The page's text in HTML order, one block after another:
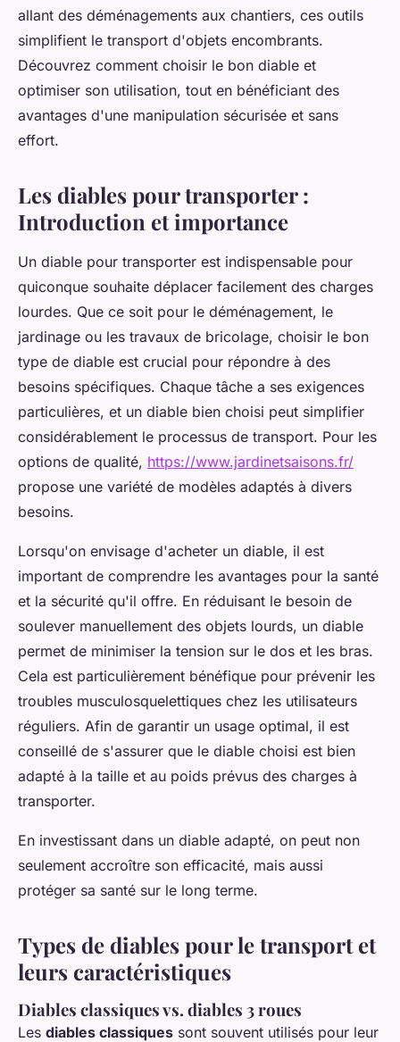
allant des déménagements aux chantiers, ces outils
simplifient le transport d'objets encombrants.
Découvrez comment choisir le bon diable et
optimiser son utilisation, tout en bénéficiant des
avantages d'une manipulation sécurisée et sans
effort.
Les diables pour transporter :
Introduction et importance
Un diable pour transporter est indispensable pour
quiconque souhaite déplacer facilement des charges
lourdes. Que ce soit pour le déménagement, le
jardinage ou les travaux de bricolage, choisir le bon
type de diable est crucial pour répondre à des
besoins spécifiques. Chaque tâche a ses exigences
particulières, et un diable bien choisi peut simplifier
considérablement le processus de transport. Pour les
options de qualité, https://www.jardinetsaisons.fr/
propose une variété de modèles adaptés à divers
besoins.
Lorsqu'on envisage d'acheter un diable, il est
important de comprendre les avantages pour la santé
et la sécurité qu'il offre. En réduisant le besoin de
soulever manuellement des objets lourds, un diable
permet de minimiser la tension sur le dos et les bras.
Cela est particulièrement bénéfique pour prévenir les
troubles musculosquelettiques chez les utilisateurs
réguliers. Afin de garantir un usage optimal, il est
conseillé de s'assurer que le diable choisi est bien
adapté à la taille et au poids prévus des charges à
transporter.
En investissant dans un diable adapté, on peut non
seulement accroître son efficacité, mais aussi
protéger sa santé sur le long terme.
Types de diables pour le transport et
leurs caractéristiques
Diables classiques vs. diables 3 roues
Les diables classiques sont souvent utilisés pour leur